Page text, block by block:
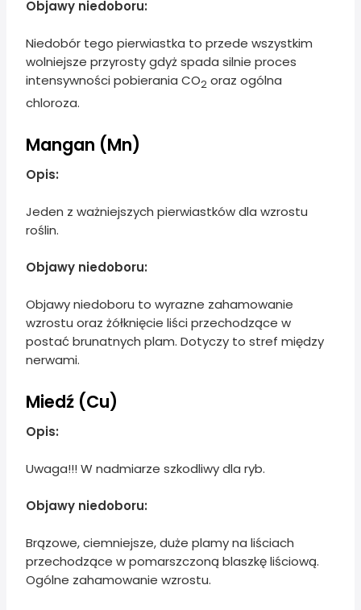
Objawy niedoboru:
Niedobór tego pierwiastka to przede wszystkim
wolniejsze przyrosty gdyż spada silnie proces
intensywności pobierania CO2 oraz ogólna
chloroza.
Mangan (Mn)
Opis:
Jeden z ważniejszych pierwiastków dla wzrostu
roślin.
Objawy niedoboru:
Objawy niedoboru to wyrazne zahamowanie
wzrostu oraz żółknięcie liści przechodzące w
postać brunatnych plam. Dotyczy to stref między
nerwami.
Miedź (Cu)
Opis:
Uwaga!!! W nadmiarze szkodliwy dla ryb.
Objawy niedoboru:
Brązowe, ciemniejsze, duże plamy na liściach
przechodzące w pomarszczoną blaszkę liściową.
Ogólne zahamowanie wzrostu.